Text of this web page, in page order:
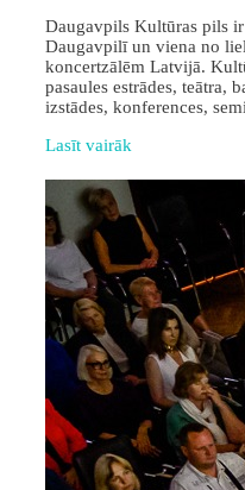
Daugavpils Kultūras pils
Daugavpilī un viena no
koncertzālēm Latvijā.
pasaules estrādes, teātra,
izstādes, konferences,
Lasīt vairāk